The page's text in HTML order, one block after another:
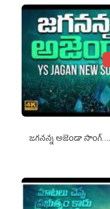
జగనన్న అజెండా సాంగ్….